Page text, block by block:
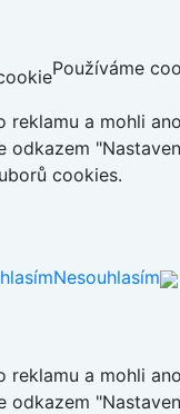
Používáme
a mohli
cookies.
Nesouhlasím
a mohli